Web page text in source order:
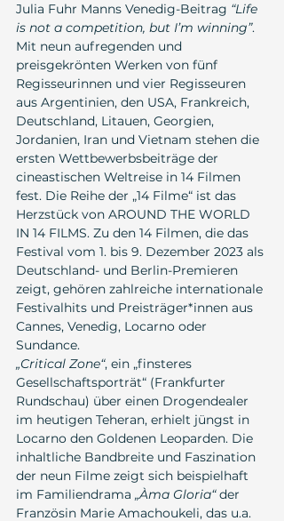
Julia Fuhr Manns Venedig-Beitrag “Life
is not a competition, but I’m winning”.
Mit neun aufregenden und
preisgekrönten Werken von fünf
Regisseurinnen und vier Regisseuren
aus Argentinien, den USA, Frankreich,
Deutschland, Litauen, Georgien,
Jordanien, Iran und Vietnam stehen die
ersten Wettbewerbsbeiträge der
cineastischen Weltreise in 14 Filmen
fest. Die Reihe der „14 Filme“ ist das
Herzstück von AROUND THE WORLD
IN 14 FILMS. Zu den 14 Filmen, die das
Festival vom 1. bis 9. Dezember 2023 als
Deutschland- und Berlin-Premieren
zeigt, gehören zahlreiche internationale
Festivalhits und Preisträger*innen aus
Cannes, Venedig, Locarno oder
Sundance.
„Critical Zone“, ein „finsteres
Gesellschaftsporträt“ (Frankfurter
Rundschau) über einen Drogendealer
im heutigen Teheran, erhielt jüngst in
Locarno den Goldenen Leoparden. Die
inhaltliche Bandbreite und Faszination
der neun Filme zeigt sich beispielhaft
im Familiendrama „Àma Gloria“ der
Französin Marie Amachoukeli, das u.a.